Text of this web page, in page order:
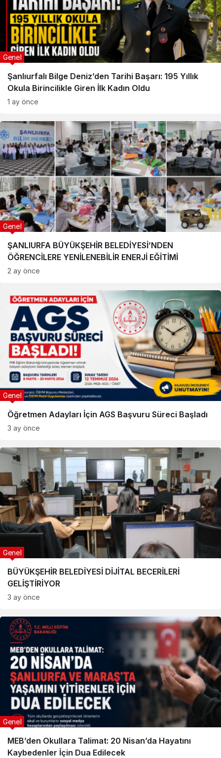
Şanlıurfalı Bilge Deniz’den Tarihi Başarı: 195 Yıllık
Okula Birincilikle Giren İlk Kadın Oldu
Genel
1 ay önce
ŞANLIURFA BÜYÜKŞEHİR BELEDİYESİ’NDEN
ÖĞRENCİLERE YENİLENEBİLİR ENERJİ EĞİTİMİ
Genel
2 ay önce
Öğretmen Adayları İçin AGS Başvuru Süreci Başladı
Genel
3 ay önce
BÜYÜKŞEHİR BELEDİYESİ DİJİTAL BECERİLERİ
GELİŞTİRİYOR
Genel
3 ay önce
MEB’den Okullara Talimat: 20 Nisan’da Hayatını
Kaybedenler İçin Dua Edilecek
Genel